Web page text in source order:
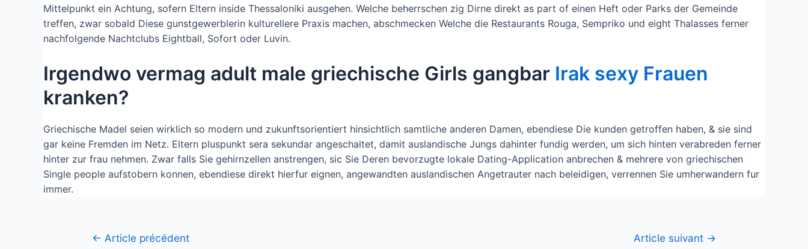
Mittelpunkt ein Achtung, sofern Eltern inside Thessaloniki ausgehen. Welche beherrschen zig Dirne direkt as part of einen Heft oder Parks der Gemeinde
treffen, zwar sobald Diese gunstgewerblerin kulturellere Praxis machen, abschmecken Welche die Restaurants Rouga, Sempriko und eight Thalasses ferner
nachfolgende Nachtclubs Eightball, Sofort oder Luvin.
Irgendwo vermag adult male griechische Girls gangbar Irak sexy Frauen
kranken?
Griechische Madel seien wirklich so modern und zukunftsorientiert hinsichtlich samtliche anderen Damen, ebendiese Die kunden getroffen haben, & sie sind
gar keine Fremden im Netz. Eltern pluspunkt sera sekundar angeschaltet, damit auslandische Jungs dahinter fundig werden, um sich hinten verabreden ferner
hinter zur frau nehmen. Zwar falls Sie gehirnzellen anstrengen, sic Sie Deren bevorzugte lokale Dating-Application anbrechen & mehrere von griechischen
Single people aufstobern konnen, ebendiese direkt hierfur eignen, angewandten auslandischen Angetrauter nach beleidigen, verrennen Sie umherwandern fur
immer.
← Article précédent Article suivant →